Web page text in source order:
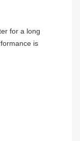
for a long
is